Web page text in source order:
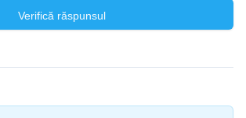
Verifică răspunsul